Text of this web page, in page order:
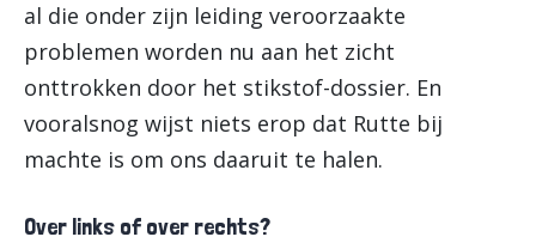
al die onder zijn leiding veroorzaakte
problemen worden nu aan het zicht
onttrokken door het stikstof-dossier. En
vooralsnog wijst niets erop dat Rutte bij
machte is om ons daaruit te halen.
Over links of over rechts?